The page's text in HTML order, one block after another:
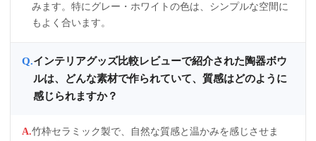
みます。特にグレー・ホワイトの色は、シンプルな空間に
もよく合います。
インテリアグッズ比較レビューで紹介された陶器ボウ
ルは、どんな素材で作られていて、質感はどのように
感じられますか？
竹枠セラミック製で、自然な質感と温かみを感じさせま